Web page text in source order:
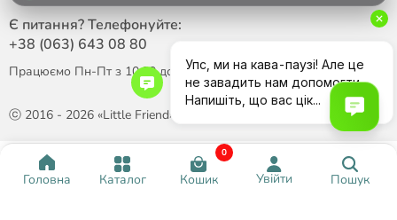
Головна Каталог Кошик
0
Увійти Пошук
ⓒ 2016 - 2026 «Little Friend»
Є питання? Телефонуйте:
+38 (063) 643 08 80
Працюємо Пн-Пт з 10:00 до 18:00
Написати в Telegram Давайте поспілкуємося